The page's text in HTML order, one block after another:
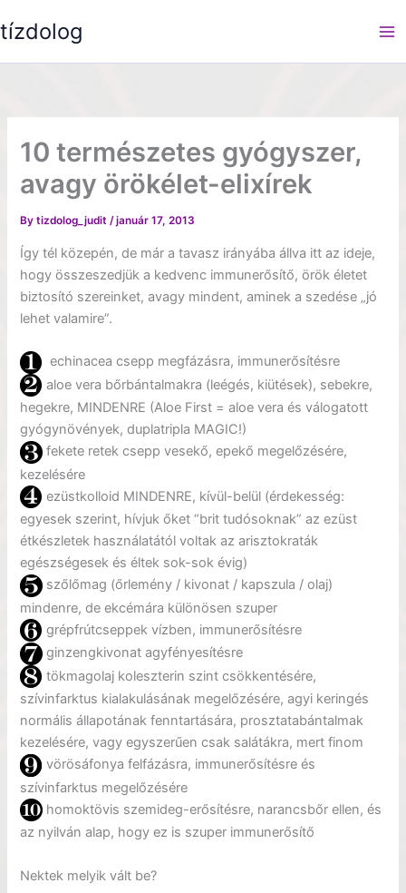
to
tízdolog
10 természetes gyógyszer,
avagy örökélet-elixírek
Bytizdolog_judit/január 17, 2013
Így tél közepén, de már a tavasz irányába állva itt az ideje,
hogy összeszedjük a kedvenc immunerősítő, örök életet
biztosító szereinket, avagy mindent, aminek a szedése „jó
lehet valamire”.
echinacea csepp megfázásra, immunerősítésre
aloe vera bőrbántalmakra (leégés, kiütések), sebekre,
hegekre, MINDENRE (Aloe First = aloe vera és válogatott
gyógynövények, duplatripla MAGIC!)
fekete retek csepp vesekő, epekő megelőzésére,
kezelésére
ezüstkolloid MINDENRE, kívül-belül (érdekesség:
egyesek szerint, hívjuk őket “brit tudósoknak” az ezüst
étkészletek használatától voltak az arisztokraták
egészségesek és éltek sok-sok évig)
szőlőmag (őrlemény / kivonat / kapszula / olaj)
mindenre, de ekcémára különösen szuper
grépfrútcseppek vízben, immunerősítésre
ginzengkivonat agyfényesítésre
tökmagolaj koleszterin szint csökkentésére,
szívinfarktus kialakulásának megelőzésére, agyi keringés
normális állapotának fenntartására, prosztatabántalmak
kezelésére, vagy egyszerűen csak salátákra, mert finom
vörösáfonya felfázásra, immunerősítésre és
szívinfarktus megelőzésére
homoktövis szemideg-erősítésre, narancsbőr ellen, és
az nyilván alap, hogy ez is szuper immunerősítő
Nektek melyik vált be?